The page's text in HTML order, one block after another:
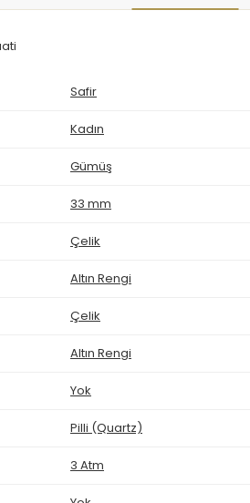
Safir
Kadın
Gümüş
33 mm
Çelik
Altın Rengi
Çelik
Altın Rengi
Yok
Pilli (Quartz)
3 Atm